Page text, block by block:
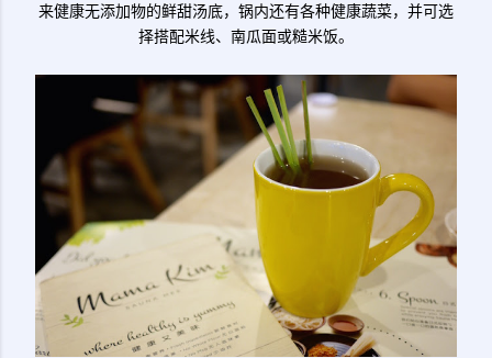
来健康无添加物的鲜甜汤底，锅内还有各种健康蔬菜，并可选
择搭配米线、南瓜面或糙米饭。